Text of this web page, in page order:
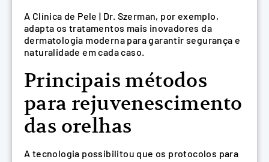
A Clínica de Pele | Dr. Szerman, por exemplo,
adapta os tratamentos mais inovadores da
dermatologia moderna para garantir segurança e
naturalidade em cada caso.
Principais métodos
para rejuvenescimento
das orelhas
A tecnologia possibilitou que os protocolos para